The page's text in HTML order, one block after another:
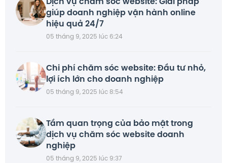
giúp doanh nghiệp vận hành online
hiệu quả 24/7
05 tháng 9, 2025 lúc 6:24
Chi phí chăm sóc website: Đầu tư nhỏ,
lợi ích lớn cho doanh nghiệp
05 tháng 9, 2025 lúc 8:54
Tầm quan trọng của bảo mật trong
dịch vụ chăm sóc website doanh
nghiệp
05 tháng 9, 2025 lúc 9:37